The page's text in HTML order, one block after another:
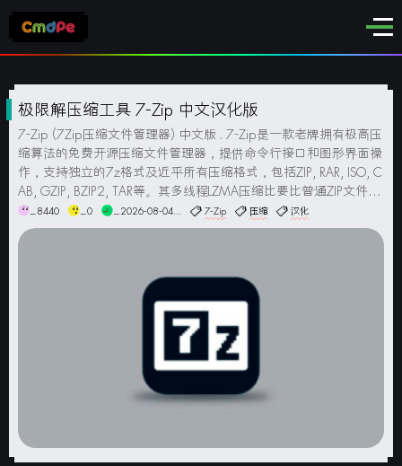
极限解压缩工具 7-Zip 中文汉化版
7-Zip (7Zip压缩文件管理器) 中文版 . 7-Zip是一款老牌拥有极高压
缩算法的免费开源压缩文件管理器，提供命令行接口和图形界面操
作，支持独立的7z格式及近乎所有压缩格式，包括ZIP, RAR, ISO, C
AB, GZIP, BZIP2, TAR等。其多线程LZMA压缩比要比普通ZIP文件高
达30-50%，它可以把ZIP格式的文件再压缩...
_8440 _0 _2026-08-04... 7-Zip 压缩 汉化